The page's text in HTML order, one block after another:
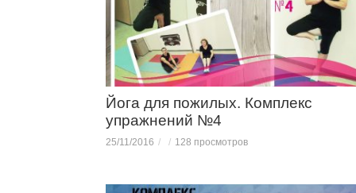
Йога для пожилых. Комплекс
упражнений №4
25/11/2016 128 просмотров